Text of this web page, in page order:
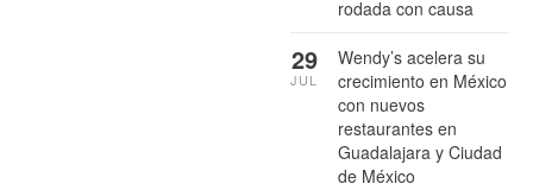
rodada con causa
Wendy’s acelera su
crecimiento en México
con nuevos
restaurantes en
Guadalajara y Ciudad
de México
29
JUL